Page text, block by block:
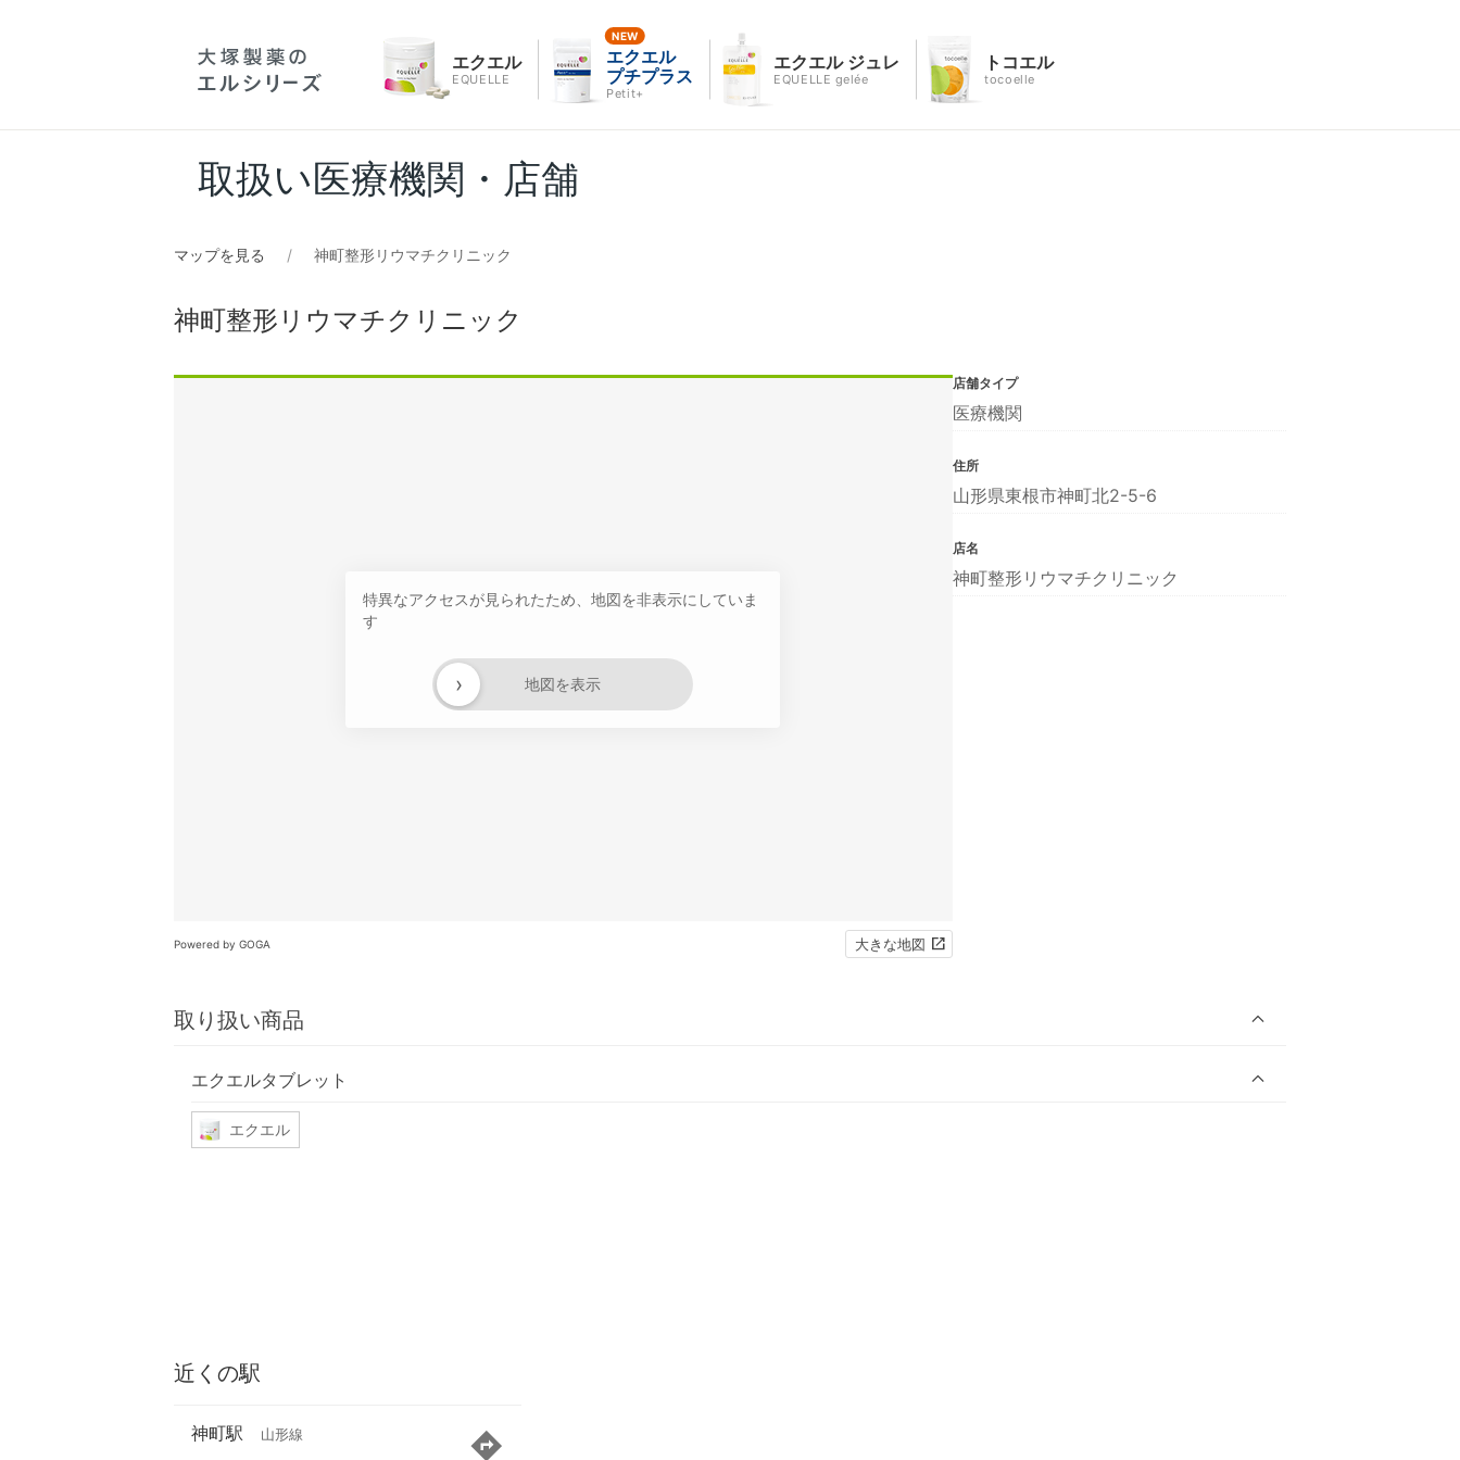
エクエル
EQUELLE
エクエル
プチプラス
Petit+
エクエル ジュレ
EQUELLE gelée
トコエル
tocoelle
取扱い医療機関・店舗
マップを見る 神町整形リウマチクリニック
神町整形リウマチクリニック
特異なアクセスが見られたため、地図を非表示にしていま
す
地図を表示
›
Powered by GOGA 大きな地図
取り扱い商品
エクエルタブレット
エクエル
店舗タイプ
医療機関
住所
山形県東根市神町北2-5-6
店名
神町整形リウマチクリニック
近くの駅
神町駅 山形線